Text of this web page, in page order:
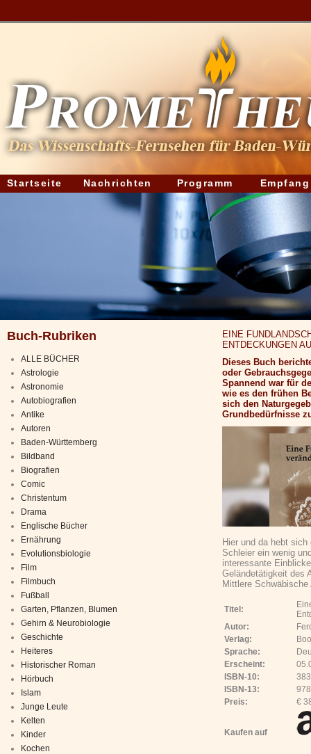
Startseite Nachrichten Programm Empfang
Buch-Rubriken
ALLE BÜCHER
Astrologie
Astronomie
Autobiografien
Antike
Autoren
Baden-Württemberg
Bildband
Biografien
Comic
Christentum
Drama
Englische Bücher
Ernährung
Evolutionsbiologie
Film
Filmbuch
Fußball
Garten, Pflanzen, Blumen
Gehirn & Neurobiologie
Geschichte
Heiteres
Historischer Roman
Hörbuch
Islam
Junge Leute
Kelten
Kinder
Kochen
EINE
ENTDECKUNGEN
Dieses Buch
oder
Spannend war für
wie es den frühen
sich den
Grundbedürfnisse
Hier und da hebt
Schleier ein wenig
interessante
Geländetätigkeit des
Mittlere
Titel:
Autor:
Verlag:
Sprache:
Erscheint:
ISBN-10:
ISBN-13:
Preis:
€
Kaufen auf